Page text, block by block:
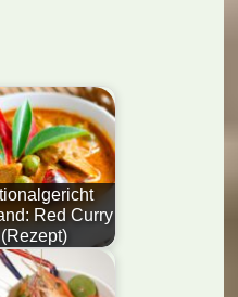
Red Curry
(Rezept)